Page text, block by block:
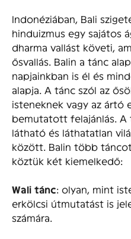
Indonéziában, Bali
hinduizmus egy sajátos
dharma vallást követi,
ősvallás. Balin a tánc
napjainkban is él és
alapja. A tánc szól az
isteneknek vagy az ártó
bemutatott felajánlás. A
látható és láthatatlan
között. Balin több
köztük két kiemelkedő:
Wali tánc: olyan, mint
erkölcsi útmutatást is
számára.